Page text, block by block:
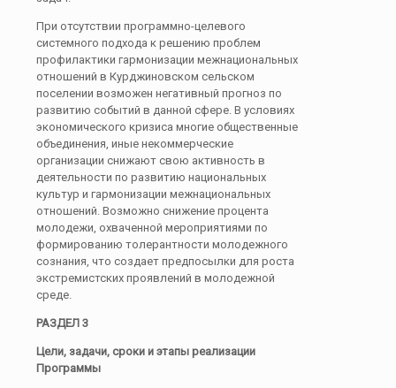
При отсутствии программно-целевого
системного подхода к решению проблем
профилактики гармонизации межнациональных
отношений в Курджиновском сельском
поселении возможен негативный прогноз по
развитию событий в данной сфере. В условиях
экономического кризиса многие общественные
объединения, иные некоммерческие
организации снижают свою активность в
деятельности по развитию национальных
культур и гармонизации межнациональных
отношений. Возможно снижение процента
молодежи, охваченной мероприятиями по
формированию толерантности молодежного
сознания, что создает предпосылки для роста
экстремистских проявлений в молодежной
среде.
РАЗДЕЛ 3
Цели, задачи, сроки и этапы реализации
Программы